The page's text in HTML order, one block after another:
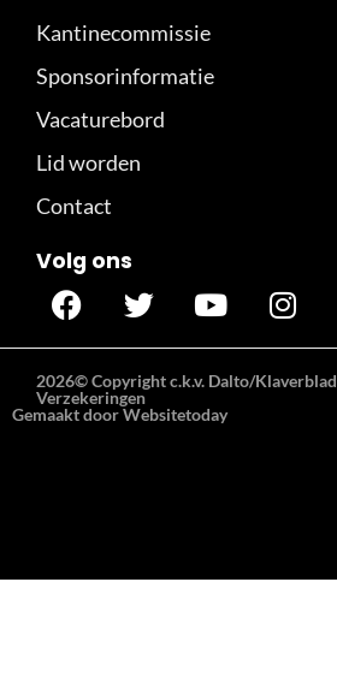
Kantinecommissie
Sponsorinformatie
Vacaturebord
Lid worden
Contact
Volg ons
2026© Copyright c.k.v. Dalto/Klaverblad
Verzekeringen
Gemaakt door Websitetoday